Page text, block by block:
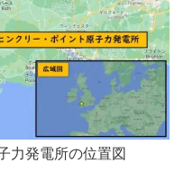
力発電所の位置図